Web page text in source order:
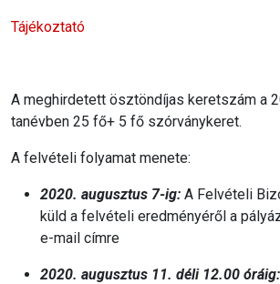
Tájékoztató
A meghirdetett ösztöndíjas keretszám a
tanévben 25 fő+ 5 fő szórványkeret.
A felvételi folyamat menete:
2020. augusztus 7-ig: A Felvételi
küld a felvételi eredményéről a
e-mail címre
2020. augusztus 11. déli 12.00 óráig: